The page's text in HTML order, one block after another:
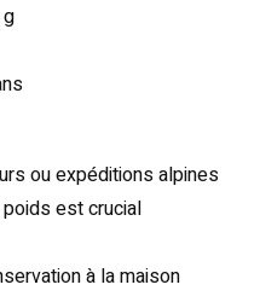
ou expéditions alpines
est crucial
à la maison